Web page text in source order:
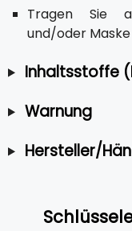
Tragen Sie
und/oder
Inhaltsstoffe
Warnung
Hersteller/